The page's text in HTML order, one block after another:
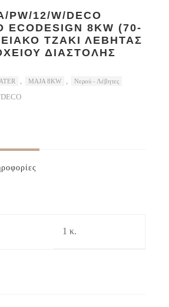
PW/12/W/DECO
8KW (70-
ΤΖΑΚΙ ΛΕΒΗΤΑΣ
ΔΙΑΣΤΟΛΗΣ
, MAJA 8KW , Νερού - Λέβητες
1 κ.